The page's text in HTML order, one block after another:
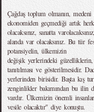
Çağdaş toplum olmanın,
ekonomiden geçmediği artık
olacaksınız, sanatta
alanda var olacaksınız. Bu tür
potansiyelin, ülkemizin
değişik yerlerindeki
tanıtılması ve gösterilmesidir.
yerlerinden birisidir. Başta kış
zenginlikler bakımından bu ilin
vardır. Ülkemizin önemli
vesile olacaktır" diye konuştu.